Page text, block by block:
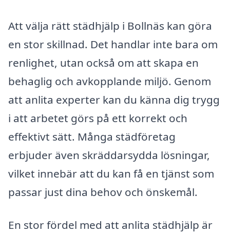
Att välja rätt städhjälp i Bollnäs kan göra
en stor skillnad. Det handlar inte bara om
renlighet, utan också om att skapa en
behaglig och avkopplande miljö. Genom
att anlita experter kan du känna dig trygg
i att arbetet görs på ett korrekt och
effektivt sätt. Många städföretag
erbjuder även skräddarsydda lösningar,
vilket innebär att du kan få en tjänst som
passar just dina behov och önskemål.
En stor fördel med att anlita städhjälp är